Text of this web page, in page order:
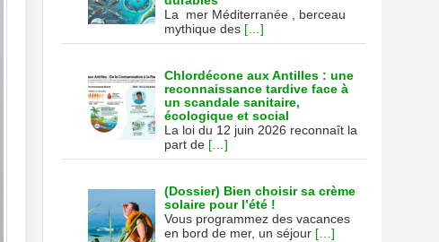
La mer Méditerranée , berceau
mythique des […]
Chlordécone aux Antilles : une
reconnaissance tardive face à
un scandale sanitaire,
écologique et social
La loi du 12 juin 2026 reconnaît la
part de […]
(Dossier) Bien choisir sa crème
solaire pour l’été !
Vous programmez des vacances
en bord de mer, un séjour […]